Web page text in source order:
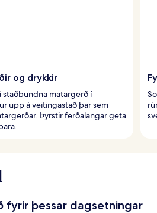
og drykkir
matargerð í
upp á veitingastað þar sem
Þyrstir ferðalangar geta
fyrir þessar dagsetningar